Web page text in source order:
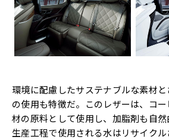
環境に配慮したサステナブルな素材
の使用も特徴だ。このレザーは、コ
材の原料として使用し、加脂剤も自然
生産工程で使用される水はリサイク